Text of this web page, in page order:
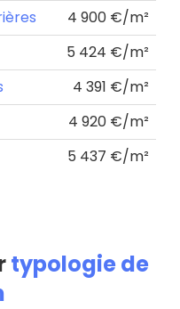
4 900 €/m²
5 424 €/m²
4 391 €/m²
4 920 €/m²
5 437 €/m²
typologie de